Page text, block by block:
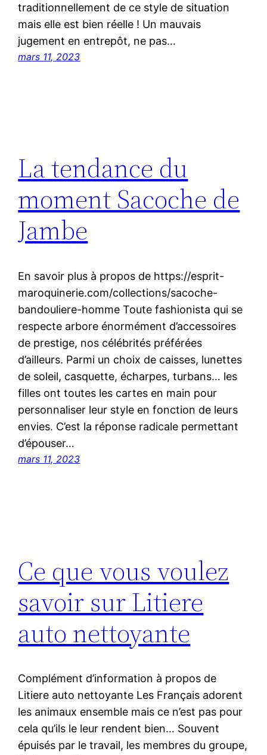
traditionnellement de ce style de situation
mais elle est bien réelle ! Un mauvais
jugement en entrepôt, ne pas…
mars 11, 2023
La tendance du
moment Sacoche de
Jambe
En savoir plus à propos de https://esprit-
maroquinerie.com/collections/sacoche-
bandouliere-homme Toute fashionista qui se
respecte arbore énormément d’accessoires
de prestige, nos célébrités préférées
d’ailleurs. Parmi un choix de caisses, lunettes
de soleil, casquette, écharpes, turbans… les
filles ont toutes les cartes en main pour
personnaliser leur style en fonction de leurs
envies. C’est la réponse radicale permettant
d’épouser…
mars 11, 2023
Ce que vous voulez
savoir sur Litiere
auto nettoyante
Complément d’information à propos de
Litiere auto nettoyante Les Français adorent
les animaux ensemble mais ce n’est pas pour
cela qu’ils le leur rendent bien… Souvent
épuisés par le travail, les membres du groupe,